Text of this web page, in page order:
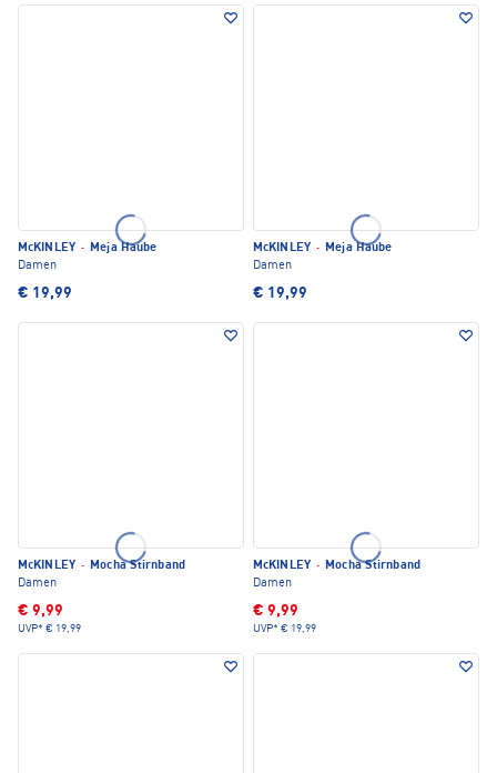
McKINLEY · Meja Haube
Damen
€ 19,99
McKINLEY · Meja Haube
Damen
€ 19,99
McKINLEY · Mocha Stirnband
Damen
€ 9,99
UVP* € 19,99
McKINLEY · Mocha Stirnband
Damen
€ 9,99
UVP* € 19,99